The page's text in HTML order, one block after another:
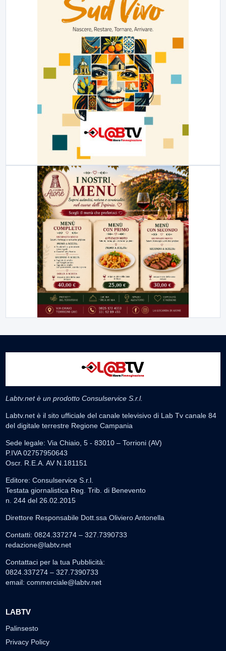
Labtv.net è un prodotto Consulservice S.r.l.
Labtv.net è il sito ufficiale del canale televisivo di Lab Tv canale 84
del digitale terrestre Regione Campania
Sede legale: Via Chiaio, 5 - 83010 – Torrioni (AV)
P.IVA 02757950643
Oscr. R.E.A. AV N.181151
Editore: Consulservice S.r.l.
Testata giornalistica Reg. Trib. di Benevento
n. 244 del 26.02.2015
Direttore Responsabile Dott.ssa Oliviero Antonella
Contatti: 0824.337274 – 327.7390733
redazione@labtv.net
Contattaci per la tua Pubblicità:
0824.337274 – 327.7390733
email: commerciale@labtv.net
LABTV
Palinsesto
Privacy Policy